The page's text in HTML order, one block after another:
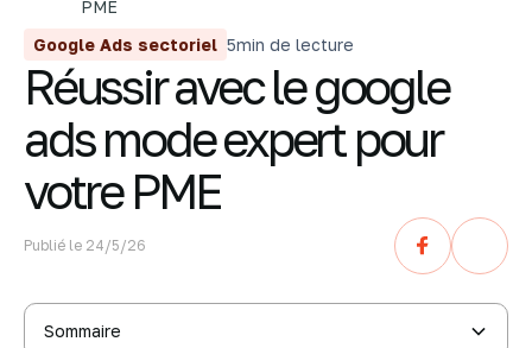
PME
Google Ads sectoriel 5min de lecture
Réussir avec le google
ads mode expert pour
votre PME
Publié le 24/5/26
Sommaire